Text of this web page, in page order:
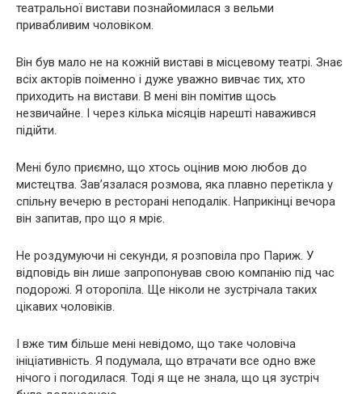
театральної вистави познайомилася з вельми
привабливим чоловіком.
Він був мало не на кожній виставі в місцевому театрі. Знає
всіх акторів поіменно і дуже уважно вивчає тих, хто
приходить на вистави. В мені він помітив щось
незвичайне. І через кілька місяців нарешті наважився
підійти.
Мені було приємно, що хтось оцінив мою любов до
мистецтва. Зав’язалася розмова, яка плавно перетікла у
спільну вечерю в ресторані неподалік. Наприкінці вечора
він запитав, про що я мріє.
Не роздумуючи ні секунди, я розповіла про Париж. У
відповідь він лише запропонував свою компанію під час
подорожі. Я оторопіла. Ще ніколи не зустрічала таких
цікавих чоловіків.
І вже тим більше мені невідомо, що таке чоловіча
ініціативність. Я подумала, що втрачати все одно вже
нічого і погодилася. Тоді я ще не знала, що ця зустріч